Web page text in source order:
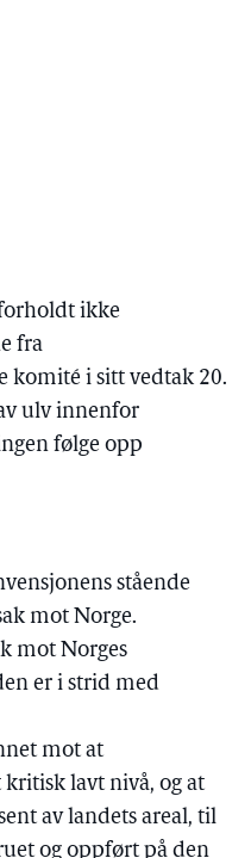
ikke
fra
komité i sitt vedtak 20.
ulv innenfor
følge opp
stående
mot Norge.
mot Norges
er i strid med
mot at
lavt nivå, og at
av landets areal, til
og oppført på den